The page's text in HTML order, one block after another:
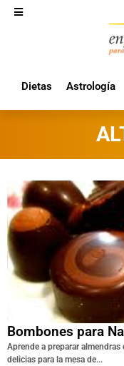
Dietas Astrología
Bombones para
Aprende a preparar
delicias para la mesa de...